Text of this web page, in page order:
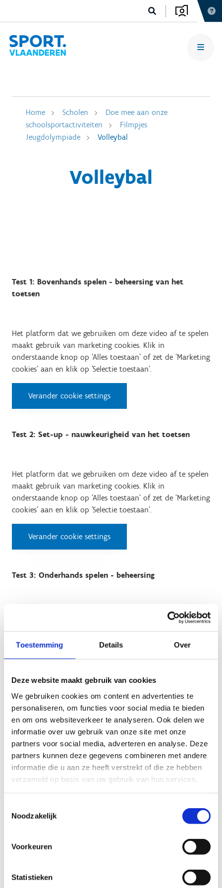
Toestemming Details Over
Deze website maakt gebruik van cookies
We gebruiken cookies om content en advertenties te
personaliseren, om functies voor social media te bieden
en om ons websiteverkeer te analyseren. Ook delen we
informatie over uw gebruik van onze site met onze
partners voor social media, adverteren en analyse. Deze
partners kunnen deze gegevens combineren met andere
informatie die u aan ze heeft verstrekt of die ze hebben
verzameld op basis van uw gebruik van hun services.
Noodzakelijk
Voorkeuren
Statistieken
Home Scholen
Doe mee aan onze
schoolsportactiviteiten
Filmpjes
Jeugdolympiade
Volleybal
Volleybal
Test 1: Bovenhands spelen - beheersing van het
toetsen
Het platform dat we gebruiken om deze video af te spelen
maakt gebruik van marketing cookies. Klik in
onderstaande knop op 'Alles toestaan' of zet de 'Marketing
cookies' aan en klik op 'Selectie toestaan'.
Verander cookie settings
Test 2: Set-up - nauwkeurigheid van het toetsen
Het platform dat we gebruiken om deze video af te spelen
maakt gebruik van marketing cookies. Klik in
onderstaande knop op 'Alles toestaan' of zet de 'Marketing
cookies' aan en klik op 'Selectie toestaan'.
Verander cookie settings
Test 3: Onderhands spelen - beheersing
Het platform dat we gebruiken om deze video af te spelen
cookies' aan en klik op 'Selectie toestaan'.
Verander cookie settings
Test 4: Opslag - techniek en nauwkeurigheid
Het platform dat we gebruiken om deze video af te spelen
maakt gebruik van marketing cookies. Klik in
onderstaande knop op 'Alles toestaan' of zet de 'Marketing
cookies' aan en klik op 'Selectie toestaan'.
Verander cookie settings